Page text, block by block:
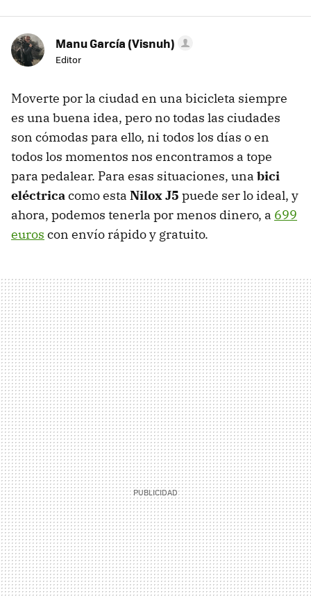
Manu García (Visnuh)
Editor
Moverte por la ciudad en una bicicleta siempre
es una buena idea, pero no todas las ciudades
son cómodas para ello, ni todos los días o en
todos los momentos nos encontramos a tope
para pedalear. Para esas situaciones, una bici
eléctricacomo esta Nilox J5 puede ser lo ideal, y
ahora, podemos tenerla por menos dinero, a 699
euros con envío rápido y gratuito.